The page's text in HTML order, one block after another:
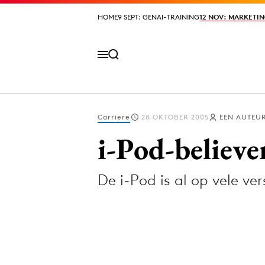
HOME9 SEPT: GENAI-TRAINING12 NOV:
HOME9 SEPT: GENAI-TRAINING12 NOV:
Carriere 28 OKTOBER 2005 EEN
i-Pod-
De i-Pod is al op vele